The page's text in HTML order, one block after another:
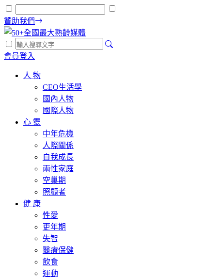
贊助我們
會員登入
人 物
CEO生活學
國內人物
國際人物
心 靈
中年危機
人際關係
自我成長
兩性家庭
空巢期
照顧者
健 康
性愛
更年期
失智
醫療保健
飲食
運動